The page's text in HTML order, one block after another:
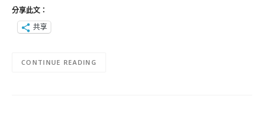
分享此文：
共享
CONTINUE READING